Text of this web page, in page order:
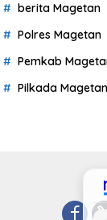
berita Magetan
Polres Magetan
Pemkab
Pilkada Magetan